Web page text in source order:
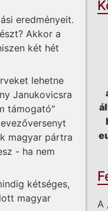
eredményeit.
Akkor a
két hét
lehetne
Janukovicsra
támogató"
magyar pártra
- ha nem
kétséges,
magyar
A